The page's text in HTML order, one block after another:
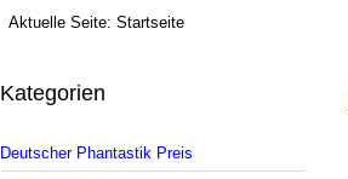
Aktuelle Seite: Startseite
Kategorien
Deutscher Phantastik Preis